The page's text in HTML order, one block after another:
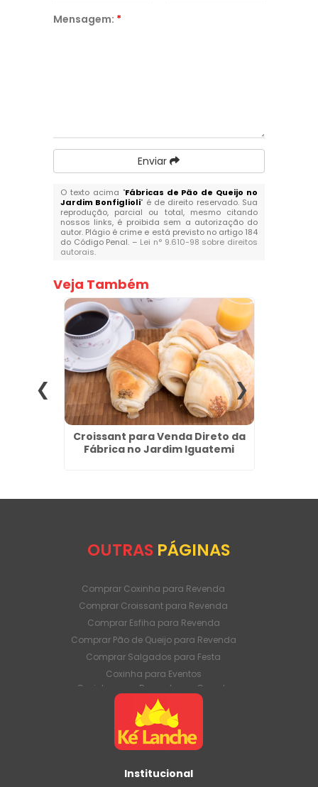
Mensagem: *
Enviar
O texto acima "Fábricas de Pão de Queijo no
Jardim Bonfiglioli" é de direito reservado. Sua
reprodução, parcial ou total, mesmo citando
nossos links, é proibida sem a autorização do
autor. Plágio é crime e está previsto no artigo 184
do Código Penal. – Lei n° 9.610-98 sobre direitos
autorais.
Veja Também
Croissant para Venda Direto da
Fábrica no Jardim Iguatemi
OUTRAS PÁGINAS
Comprar Coxinha para Revenda
Comprar Croissant para Revenda
Comprar Esfiha para Revenda
Comprar Pão de Queijo para Revenda
Comprar Salgados para Festa
Coxinha para Eventos
Coxinha para Revenda em Grande
Quantidade
Coxinha para Venda Direto da Fábrica
Coxinha para Venda em Atacado
Croissant para Revenda em Grande
Croissant para Venda Direto da Fábrica
Institucional